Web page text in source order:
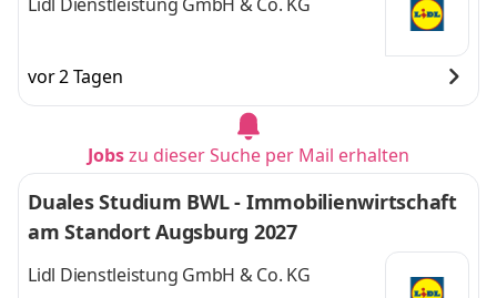
vor 2 Tagen
Jobszu dieser Suche per Mail erhalten
Duales Studium BWL - Immobilienwirtschaft
am Standort Augsburg 2027
Lidl Dienstleistung GmbH & Co. KG